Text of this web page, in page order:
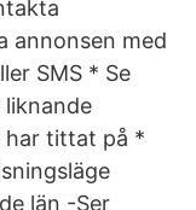
annonsen med
SMS * Se
liknande
har tittat på *
län -Ser